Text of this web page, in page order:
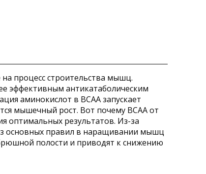
процесс строительства мышц.
эффективным антикатаболическим
аминокислот в BCAA запускает
мышечный рост. Вот почему BCAA от
оптимальных результатов. Из-за
основных правил в наращивании мышц
полости и приводят к снижению